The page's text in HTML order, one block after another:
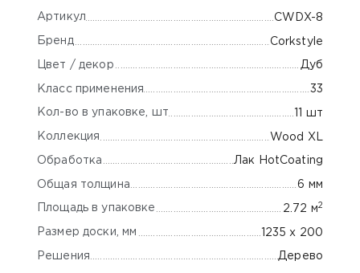
Артикул CWDX-8
Бренд Corkstyle
Цвет / декор Дуб
Класс применения 33
Кол-во в упаковке, шт 11 шт
Коллекция Wood XL
Обработка Лак HotCoating
Общая толщина 6 мм
Площадь в упаковке 2.72 м2
Размер доски, мм 1235 х 200
Решения Дерево